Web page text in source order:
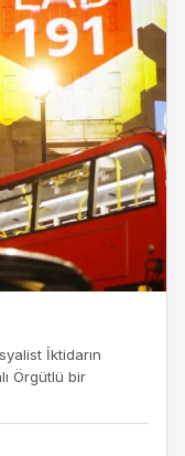
İktidarın
Örgütlü bir